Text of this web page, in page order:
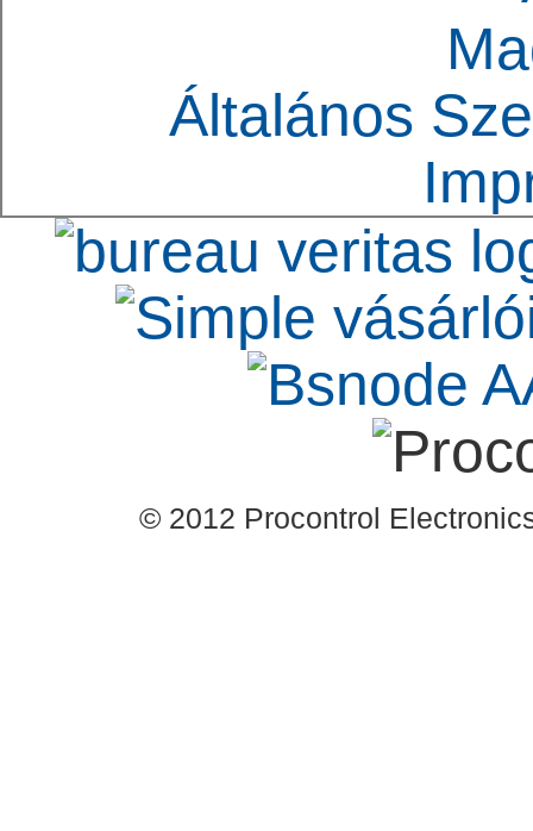
Általános
© 2012 Procontrol